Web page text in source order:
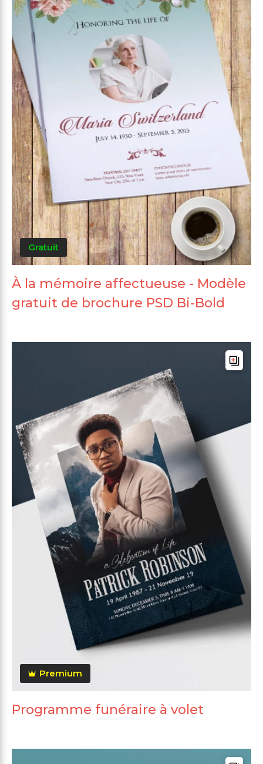
Gratuit
À la mémoire affectueuse - Modèle
gratuit de brochure PSD Bi-Bold
Premium
Programme funéraire à volet